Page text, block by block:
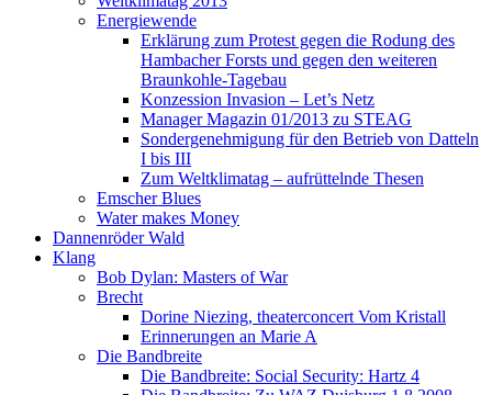
Energiewende
Erklärung zum Protest gegen die Rodung des
Hambacher Forsts und gegen den weiteren
Braunkohle-Tagebau
Konzession Invasion – Let’s Netz
Manager Magazin 01/2013 zu STEAG
Sondergenehmigung für den Betrieb von Datteln
I bis III
Zum Weltklimatag – aufrüttelnde Thesen
Emscher Blues
Water makes Money
Dannenröder Wald
Klang
Bob Dylan: Masters of War
Brecht
Dorine Niezing, theaterconcert Vom Kristall
Erinnerungen an Marie A
Die Bandbreite
Die Bandbreite: Social Security: Hartz 4